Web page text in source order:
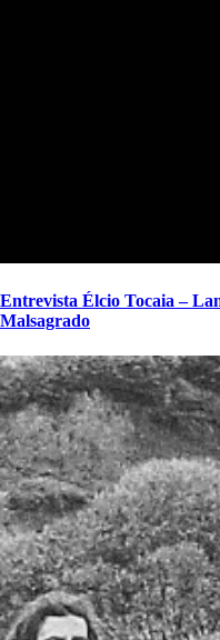
Entrevista Élcio Tocaia –
Malsagrado